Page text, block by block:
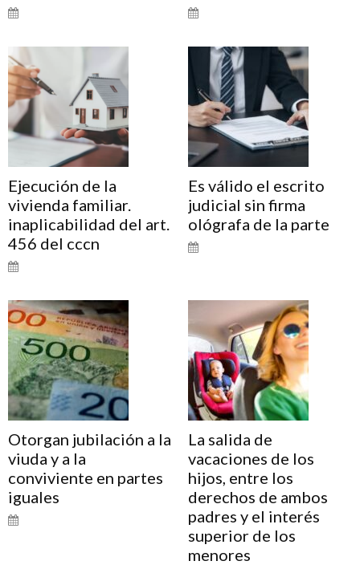
Ejecución de la
vivienda familiar.
inaplicabilidad del art.
456 del cccn
Es válido el escrito
judicial sin firma
ológrafa de la parte
Otorgan jubilación a la
viuda y a la
conviviente en partes
iguales
La salida de
vacaciones de los
hijos, entre los
derechos de ambos
padres y el interés
superior de los
menores